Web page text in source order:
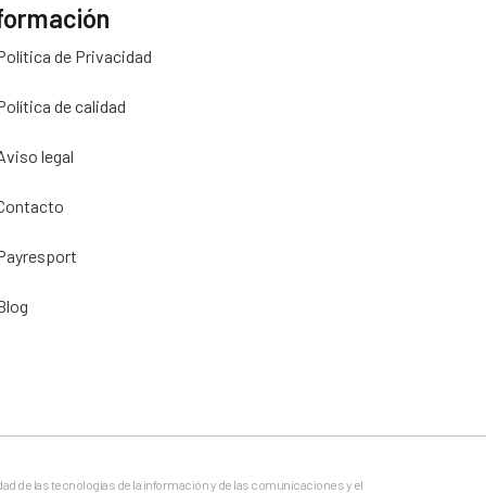
de Privacidad
de calidad
legal
de las tecnologías de la información y de las comunicaciones y el